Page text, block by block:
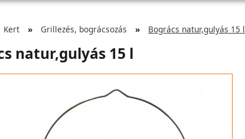
Kert Grillezés, bográcsozás Bogrács natur,gulyás 15 l
natur,gulyás 15 l